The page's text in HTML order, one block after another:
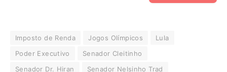
Imposto de Renda Jogos Olímpicos
Lula
Poder Executivo
Senador Cleitinho
Senador Dr. Hiran
Senador Nelsinho Trad